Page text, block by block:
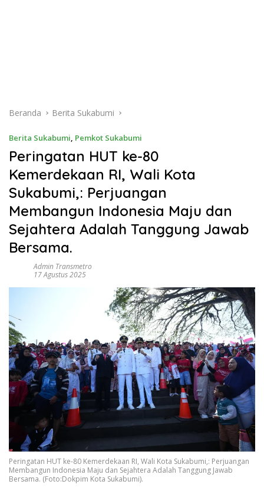
Beranda Berita Sukabumi
Berita Sukabumi, Pemkot Sukabumi
Peringatan HUT ke-80
Kemerdekaan RI, Wali Kota
Sukabumi,: Perjuangan
Membangun Indonesia Maju dan
Sejahtera Adalah Tanggung Jawab
Bersama.
Admin Transmetro
17 Agustus 2025
Peringatan HUT ke-80 Kemerdekaan RI, Wali Kota Sukabumi,: Perjuangan
Membangun Indonesia Maju dan Sejahtera Adalah Tanggung Jawab
Bersama. (Foto:Dokpim Kota Sukabumi).